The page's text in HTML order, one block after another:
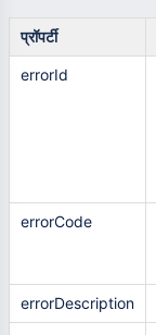
प्रॉपर्टी
errorId
errorCode
errorDescription